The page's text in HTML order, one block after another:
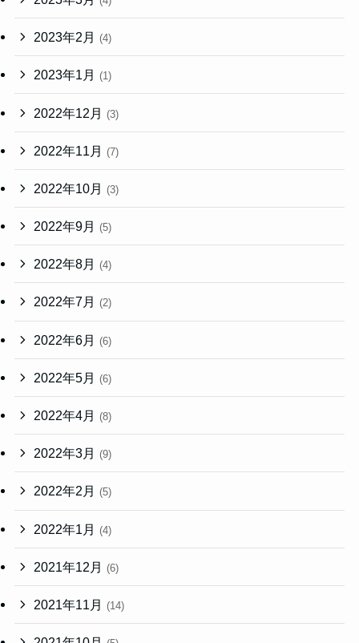
2023年2月 (4)
2023年1月 (1)
2022年12月 (3)
2022年11月 (7)
2022年10月 (3)
2022年9月 (5)
2022年8月 (4)
2022年7月 (2)
2022年6月 (6)
2022年5月 (6)
2022年4月 (8)
2022年3月 (9)
2022年2月 (5)
2022年1月 (4)
2021年12月 (6)
2021年11月 (14)